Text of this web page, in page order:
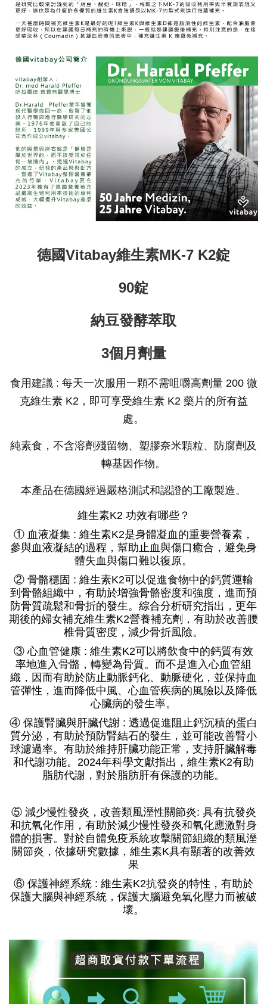
德國Vitabay維生素MK-7 K2錠
90錠
納豆發酵萃取
3個月劑量
食用建議 : 每天一次服用一顆不需咀嚼高劑量200 微
克維生素 K2，即可享受維生素 K2 藥片的所有益
處。
純素食， 不含溶劑殘留物、塑膠奈米顆粒、防腐劑及
轉基因作物。
本產品在德國經過嚴格測試和認證的工廠製造。
維生素K2 功效有哪些？
① 血液凝集 : 維生素K2是身體凝血的重要營養素，
參與血液凝結的過程，幫助止血與傷口癒合，避免身
體失血與傷口難以復原。
② 骨骼穩固 : 維生素K2可以促進食物中的鈣質運輸
到骨骼組織中，有助於增強骨骼密度和強度，進而預
防骨質疏鬆和骨折的發生。綜合分析研究指出，更年
期後的婦女補充維生素K2營養補充劑，有助於改善腰
椎骨質密度，減少骨折風險。
③ 心血管健康 : 維生素K2可以將飲食中的鈣質有效
率地進入骨骼，轉變為骨質。而不是進入心血管組
織，因而有助於防止動脈鈣化、動脈硬化，並保持血
管彈性，進而降低中風、心血管疾病的風險以及降低
心臟病的發生率。
④ 保護腎臟與肝臟代謝 : 透過促進阻止鈣沉積的蛋白
質分泌，有助於預防腎結石的發生，並可能改善腎小
球濾過率。 有助於維持肝臟功能正常，支持肝臟解毒
和代謝功能。2024年科學文獻指出，維生素K2有助
脂肪代謝，對於脂肪肝有保護的功能。
⑤ 減少慢性發炎，改善類風溼性關節炎: 具有抗發炎
和抗氧化作用，有助於減少慢性發炎和氧化應激對身
體的損害。對於自體免疫系統攻擊關節組織的類風溼
關節炎，依據研究數據，維生素K具有顯著的改善效
果
⑥ 保護神經系統 : 維生素K2抗發炎的特性，有助於
保護大腦與神經系統，保護大腦避免氧化壓力而被破
壞。